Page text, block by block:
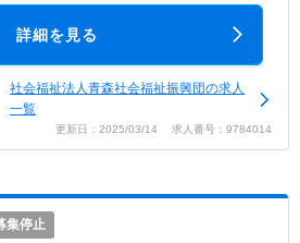
詳細を見る
社会福祉法人青森社会福祉振興団の求人
一覧
更新日：2025/03/14 求人番号：9784014
集停止